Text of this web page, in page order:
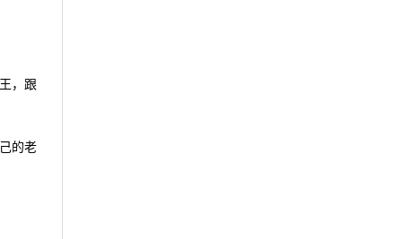
，跟
的老